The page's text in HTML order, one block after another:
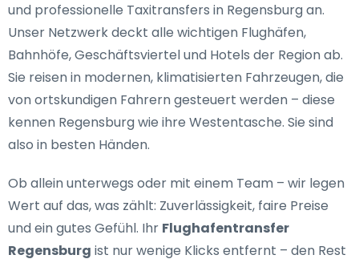
und professionelle Taxitransfers in Regensburgan.
Unser Netzwerk deckt alle wichtigen Flughäfen,
Bahnhöfe, Geschäftsviertel und Hotels der Region ab.
Sie reisen in modernen, klimatisierten Fahrzeugen, die
von ortskundigen Fahrern gesteuert werden – diese
kennen Regensburg wie ihre Westentasche. Sie sind
also in besten Händen.
Ob allein unterwegs oder mit einem Team – wir legen
Wert auf das, was zählt: Zuverlässigkeit, faire Preise
und ein gutes Gefühl. Ihr Flughafentransfer
Regensburg ist nur wenige Klicks entfernt – den Rest